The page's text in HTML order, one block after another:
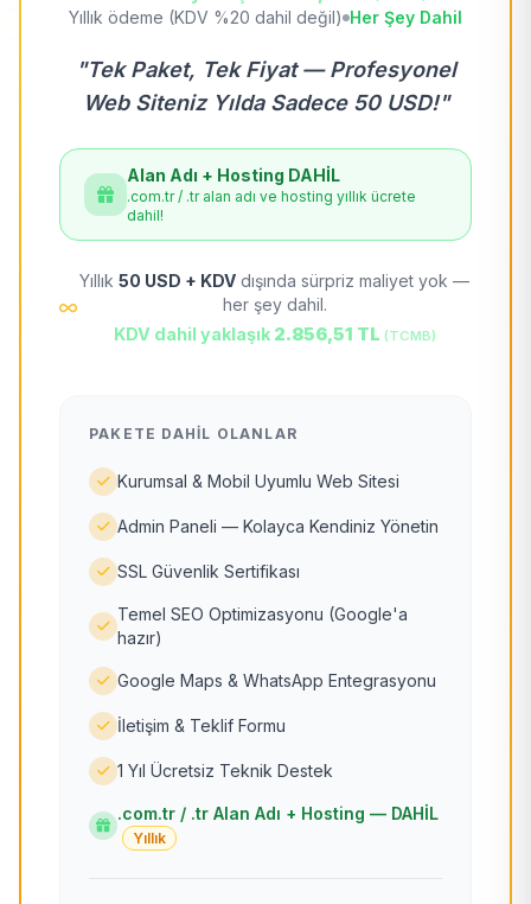
Yıllık ödeme (KDV %20 dahil değil) Her Şey Dahil
"Tek Paket, Tek Fiyat — Profesyonel
Web Siteniz Yılda Sadece 50 USD!"
Alan Adı + Hosting DAHİL
.com.tr / .tr alan adı ve hosting yıllık ücrete
dahil!
Yıllık 50 USD + KDV dışında sürpriz maliyet yok —
her şey dahil.
KDV dahil yaklaşık 2.856,51 TL (TCMB)
PAKETE DAHIL OLANLAR
Kurumsal & Mobil Uyumlu Web Sitesi
Admin Paneli — Kolayca Kendiniz Yönetin
SSL Güvenlik Sertifikası
Temel SEO Optimizasyonu (Google'a
hazır)
Google Maps & WhatsApp Entegrasyonu
İletişim & Teklif Formu
1 Yıl Ücretsiz Teknik Destek
.com.tr / .tr Alan Adı + Hosting — DAHİL
Yıllık